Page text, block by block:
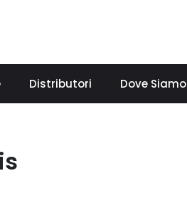
Distributori Dove Siamo